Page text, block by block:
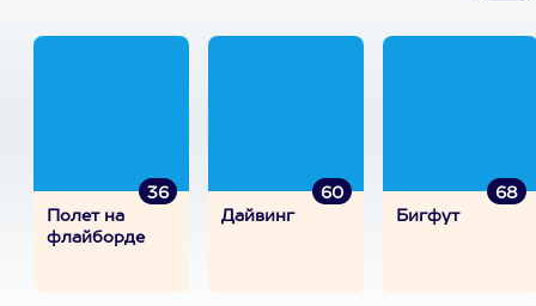
36
Полет на
флайборде
60
Дайвинг
68
Бигфут